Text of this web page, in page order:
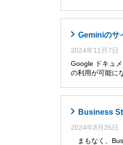
Geminiのサ
2024年11月7日
Google ドキュ
の利用が可能に
Business
2024年8月26日
まもなく、